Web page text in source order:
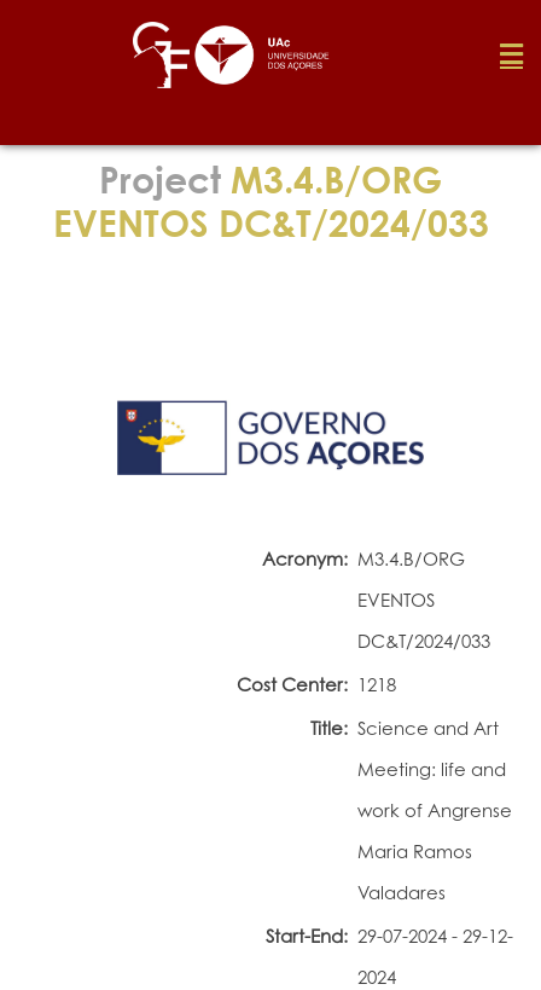
Foundation
Media
Project M3.4.B/ORG
EVENTOS DC&T/2024/033
Acronym: M3.4.B/ORG
EVENTOS
DC&T/2024/033
Cost Center: 1218
Title: Science and Art
Meeting: life and
work of Angrense
Maria Ramos
Valadares
Start-End: 29-07-2024 - 29-12-
2024